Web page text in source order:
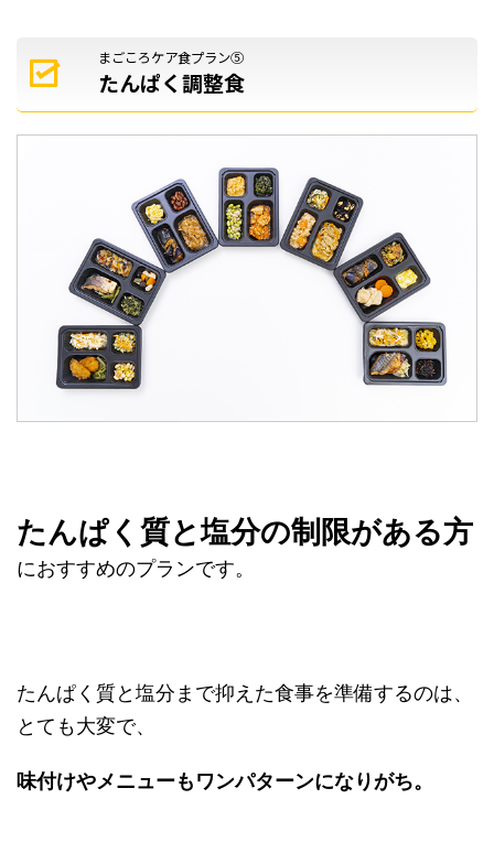
まごころケア食プラン⑤
たんぱく調整食
たんぱく質と塩分の制限がある方
におすすめのプランです。
たんぱく質と塩分まで抑えた食事を準備するのは、
とても大変で、
味付けやメニューもワンパターンになりがち。